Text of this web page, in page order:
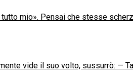
mio». Pensai che stesse
vide il suo volto, sussurrò: —